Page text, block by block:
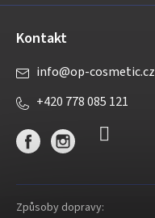
Kontakt
info@op-cosmetic.cz
+420 778 085 121
Způsoby dopravy: